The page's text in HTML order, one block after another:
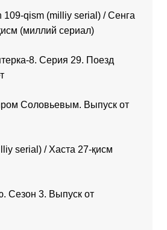
109-qism (milliy serial) / Сенга
(миллий сериал)
8. Серия 29. Поезд
Соловьевым. Выпуск от
serial) / Хаста 27-қисм
Сезон 3. Выпуск от